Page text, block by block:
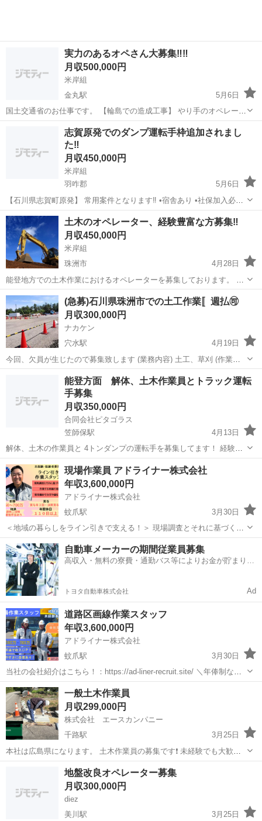
実力のあるオペさん大募集‼️‼️
月収500,000円
米岸組
金丸駅
5月6日
国土交通省のお仕事です。 【輪島での造成工事】 やり手のオペレータ
ーさんを募集😍 自動制御つきICTを操縦経験ある方、 ０.7ブル、1.2ブ
ルでの積み込みと均しです。 6月からの現場となります。 キャリアア
ップ必須 建退...
金丸駅 その他 オペ
志賀原発でのダンプ運転手枠追加されまし
た‼️
月収450,000円
米岸組
羽咋郡
5月6日
【石川県志賀町原発】 常用案件となります‼️ •宿舎あり •社保加入必
須。 【日当】 ダンプ 18000円 オペ 20000円 仕事内容は試掘作業及
び土工を伴う雑工作業なります。 ダンプ運転手でも手元作業もするこ
ともありま...
石川 羽咋郡 その他
土木のオペレーター、経験豊富な方募集‼️
月収450,000円
米岸組
珠洲市
4月28日
能登地方での土木作業におけるオペレーターを募集しております。 土
木工事における重機作業を長年経験されている方を大募集しておりま
す。 日当18000〜20000‼️経験などをお聞きして判断致します。 宿舎あ
り。 前借り制...
石川 珠洲市 その他 オペレーター
(急募)石川県珠洲市での土工作業〚週払🉑
月収300,000円
ナカケン
穴水駅
4月19日
今回、欠員が生じたので募集致します (業務内容) 土工、草刈 (作業内
容) ユンボ積込作業、4tダンプ運転 (勤務地) 石川県珠洲市 (給与) 15000
円 、前借可 (雇用形態)アルバイト、業務委託 (勤務時間)...
穴水駅 その他 ユンボ
能登方面 解体、土木作業員とトラック運転
手募集
月収350,000円
合同会社ピタゴラス
笠師保駅
4月13日
解体、土木の作業員と 4トンダンプの運転手を募集してます！ 経験な
くても大歓迎！ 詳しい事を聞きたい方は 気軽に問い合わせください！
石川 羽咋郡 笠師保駅 その他 土木作業員
現場作業員 アドライナー株式会社
年収3,600,000円
アドライナー株式会社
蚊爪駅
3月30日
＜地域の暮らしをライン引きで支える！＞ 現場調査とそれに基づく作
図 ライン引き作業（止まれ、○○方面等） 作業車線の規制 現場での写
真撮影、報告書の作成 【未経験から始めた社員も多数活躍中！】 入社
後は先...
石川 金沢市 蚊爪駅 未経験
自動車メーカーの期間従業員募集
高収入・無料の寮費・通勤バス等によりお金が貯まりや
トヨタ自動車株式会社 Ad
道路区画線作業スタッフ
年収3,600,000円
アドライナー株式会社
蚊爪駅
3月30日
当社の会社紹介はこちら！：https://ad-liner-recruit.site/ ＼年俸制なの
で収入が安定します！／ 【募集の背景】 路面に描かれている車線や
「止まれ」「スクールゾーン」「ドライブスルー」...
石川 金沢市 蚊爪駅 その他
一般土木作業員
月収299,000円
株式会社 エースカンパニー
千路駅
3月25日
本社は広島県になります。 土木作業員の募集です❗️ 未経験でも大歓迎
👌 土木作業員は仕事がキツいと言うイメージ がありますが、私達は休
憩をとりながら、体力回復 熱中症対策バッチリで無理はさせません❌
勤務時間8:00〜1...
羽咋郡 千路駅 未経験
地盤改良オペレーター募集
月収300,000円
diez
美川駅
3月25日